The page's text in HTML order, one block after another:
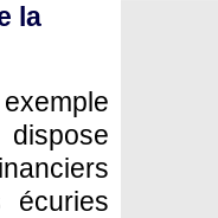
la
écuries